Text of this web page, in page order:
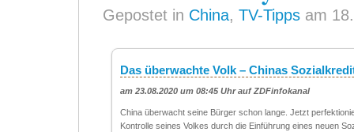
Gepostet in China, TV-Tipps am
Das überwachte Volk – Chinas
am 23.08.2020 um 08:45 Uhr auf ZDFinfokanal
China überwacht seine Bürger schon lange. Jetzt
Kontrolle seines Volkes durch die Einführung eines neuen